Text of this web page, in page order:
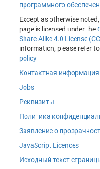
программного
Except as otherwise
page is licensed under the
Share-Alike 4.0 License
information, please refer
policy.
Контактная информация
Jobs
Реквизиты
Политика
Заявление о
JavaScript Licences
Исходный текст